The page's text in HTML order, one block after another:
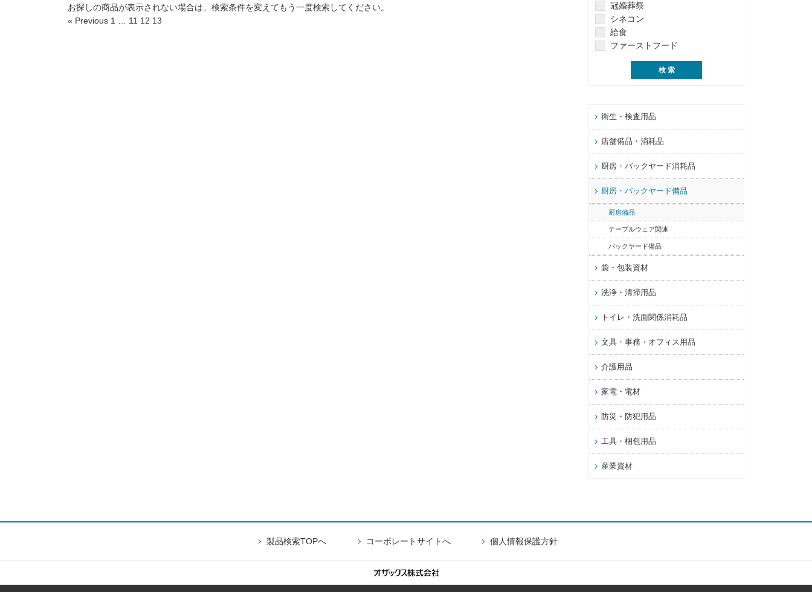
お探しの商品が表示されない場合は、検索条件を変えてもう一度検索してください。
« Previous 1 11 12 13
冠婚葬祭
シネコン
給食
ファーストフード
衛生・検査用品
店舗備品・消耗品
厨房・バックヤード消耗品
厨房・バックヤード備品
厨房備品
テーブルウェア関連
バックヤード備品
袋・包装資材
洗浄・清掃用品
トイレ・洗面関係消耗品
文具・事務・オフィス用品
介護用品
家電・電材
防災・防犯用品
工具・梱包用品
産業資材
製品検索TOPへ コーポレートサイトへ 個人情報保護方針